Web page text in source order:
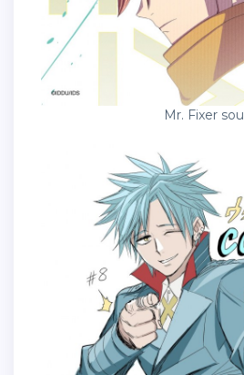
Mr. Fixer sou